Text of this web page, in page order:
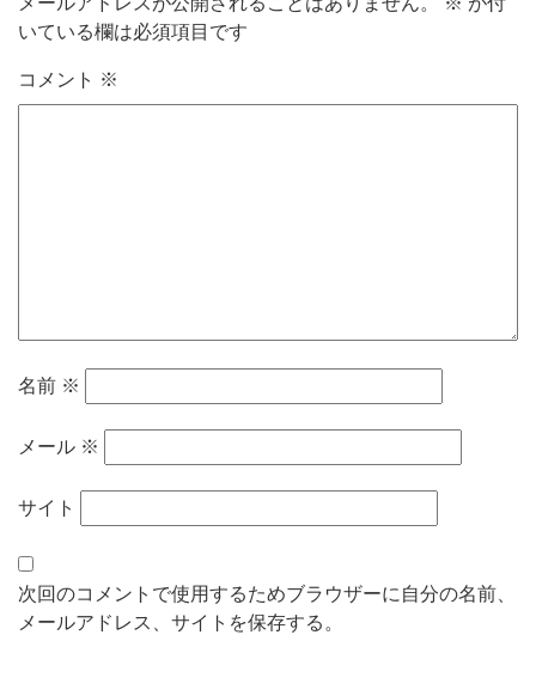
いている欄は必須項目です
コメント ※
名前 ※
メール ※
サイト
次回のコメントで使用するためブラウザーに自分の名前、
メールアドレス、サイトを保存する。